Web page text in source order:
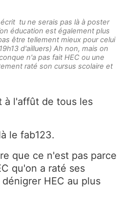
tu ne serais pas là à poster
éducation est également plus
être tellement mieux pour celui
d'ailluers) Ah non, mais on
n'a pas fait HEC ou une
raté son cursus scolaire et
à l'affût de tous les
le fab123.
que ce n'est pas parce
qu'on a raté ses
HEC au plus